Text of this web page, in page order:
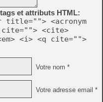
et attributs HTML:
<acronym
<cite>
<i> <q cite="">
Votre nom *
Votre adresse email *